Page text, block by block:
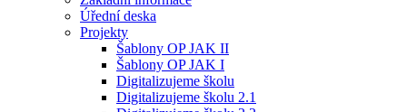
Úřední deska
Projekty
Šablony OP JAK II
Šablony OP JAK I
Digitalizujeme školu
Digitalizujeme školu 2.1